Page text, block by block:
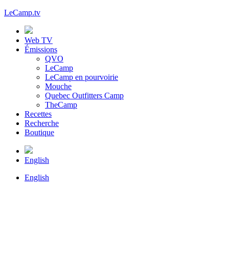
LeCamp.tv
Web TV
Émissions
QVO
LeCamp
LeCamp en pourvoirie
Mouche
Quebec Outfitters Camp
TheCamp
Recettes
Recherche
Boutique
English
English